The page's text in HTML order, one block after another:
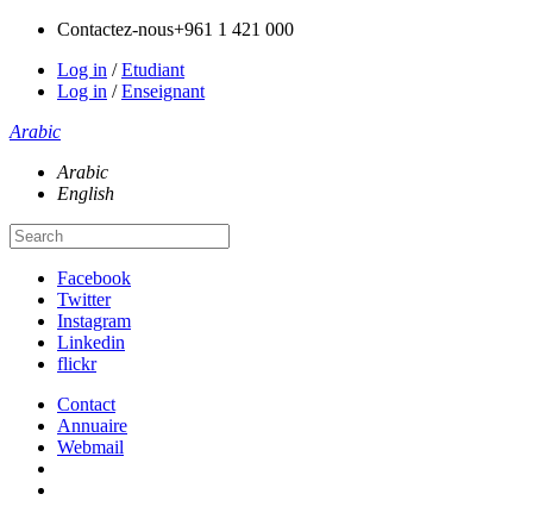
Contactez-nous+961 1 421 000
Log in /Etudiant
Log in /Enseignant
Arabic
Arabic
English
Facebook
Twitter
Instagram
Linkedin
flickr
Contact
Annuaire
Webmail